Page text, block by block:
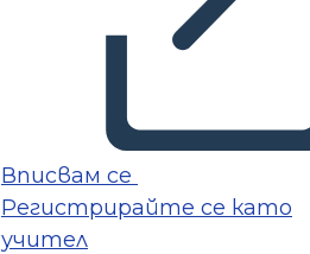
Вписвам се
Регистрирайте се като
учител